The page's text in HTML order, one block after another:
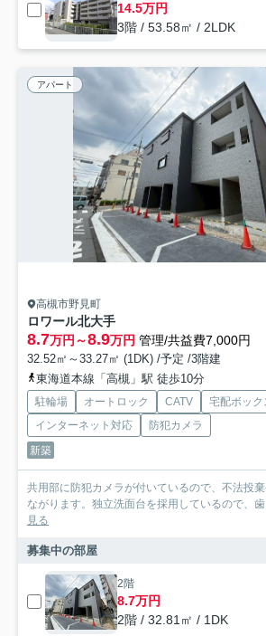
14.5万円
3階 / 53.58㎡ / 2LDK
アパート
高槻市野見町
ロワール北大手
8.7万円～8.9万円 管理/共益費7,000円
32.52㎡～33.27㎡ (1DK) /予定 /3階建
東海道本線「高槻」駅 徒歩10分
駐輪場 オートロック CATV
宅配ボック
インターネット対応
防犯カメラ
新築
共用部に防犯カメラが付いているので、不法投
ながります。独立洗面台を採用しているので、歯
見る
募集中の部屋
2階
8.7万円
2階 / 32.81㎡ / 1DK